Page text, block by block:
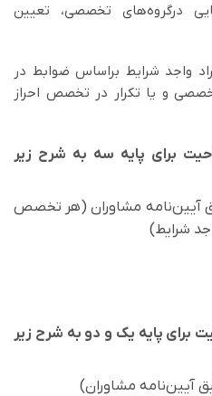
درگروه‌های تخصصی، تعیین
واجد شرایط براساس ضوابط در
و یا تکرار در تخصص احراز
برای پایه سه به شرح زیر
آیین‌نامه مشاوران (هر تخصص
برای پایه یک و دو به شرح زیر
آیین‌نامه مشاوران)